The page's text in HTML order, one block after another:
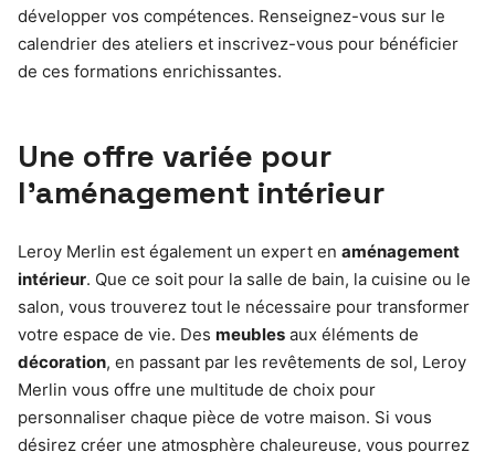
développer vos compétences. Renseignez-vous sur le
calendrier des ateliers et inscrivez-vous pour bénéficier
de ces formations enrichissantes.
Une offre variée pour
l’aménagement intérieur
Leroy Merlin est également un expert en aménagement
intérieur. Que ce soit pour la salle de bain, la cuisine ou le
salon, vous trouverez tout le nécessaire pour transformer
votre espace de vie. Des meubles aux éléments de
décoration, en passant par les revêtements de sol, Leroy
Merlin vous offre une multitude de choix pour
personnaliser chaque pièce de votre maison. Si vous
désirez créer une atmosphère chaleureuse, vous pourrez